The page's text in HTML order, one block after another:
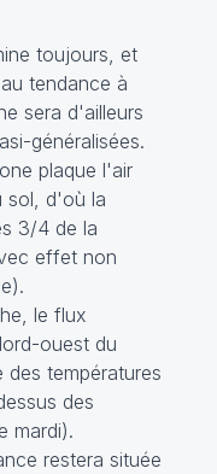
toujours, et
tendance à
sera d'ailleurs
généralisées.
plaque l'air
sol, d'où la
3/4 de la
effet non
le flux
ouest du
températures
des
mardi).
restera située